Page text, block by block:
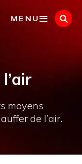
MENU
moyens
de l’air.